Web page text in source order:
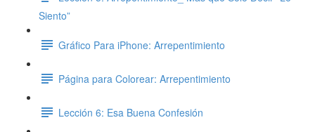
Siento”
Gráfico Para iPhone: Arrepentimiento
Página para Colorear: Arrepentimiento
Lección 6: Esa Buena Confesión